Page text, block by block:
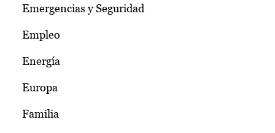
Emergencias y Seguridad
Empleo
Energía
Europa
Familia